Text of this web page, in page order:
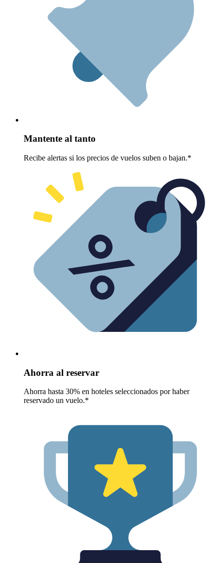
Mantente al tanto
Recibe alertas si los precios de vuelos suben o bajan.*
Ahorra al reservar
Ahorra hasta 30% en hoteles seleccionados por haber
reservado un vuelo.*